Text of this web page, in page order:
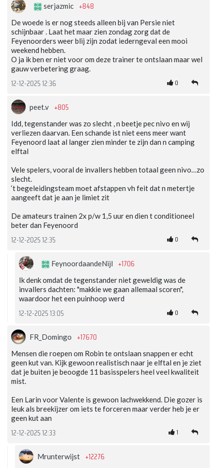
serjazmic +848
De woede is er nog steeds alleen bij van Persie niet
schijnbaar . Laat het maar zien zondag zorg dat de
Feyenoorders weer blij zijn zodat iederngeval een mooi
weekend hebben.
O ja ik ben er niet voor om deze trainer te ontslaan maar wel
gauw verbetering graag.
12-12-2025 12:36 0
peet.v +805
Idd, tegenstander was zo slecht , n beetje pec nivo en wij
verliezen daarvan. Een schande ist niet eens meer want
Feyenoord laat al langer zien minder te zijn dan n camping
elftal
Vele spelers, vooral de invallers hebben totaal geen nivo…zo
slecht.
‘t begeleidingsteam moet afstappen vh feit dat n metertje
aangeeft dat je aan je limiet zit
De amateurs trainen 2x p/w 1,5 uur en dien t conditioneel
beter dan Feyenoord
12-12-2025 12:35 0
FeynoordaandeNijl +1706
Ik denk omdat de tegenstander niet geweldig was de
invallers dachten: "makkie we gaan allemaal scoren",
waardoor het een puinhoop werd
12-12-2025 13:05 0
FR_Domingo +17670
Mensen die roepen om Robin te ontslaan snappen er echt
geen kut van. Kijk gewoon realistisch naar je elftal en je ziet
dat je buiten je beoogde 11 basisspelers heel veel kwaliteit
mist.
Een Larin voor Valente is gewoon lachwekkend. Die gozer is
leuk als breekijzer om iets te forceren maar verder heb je er
geen kut aan
12-12-2025 12:33 1
Mrunterwijst +12276